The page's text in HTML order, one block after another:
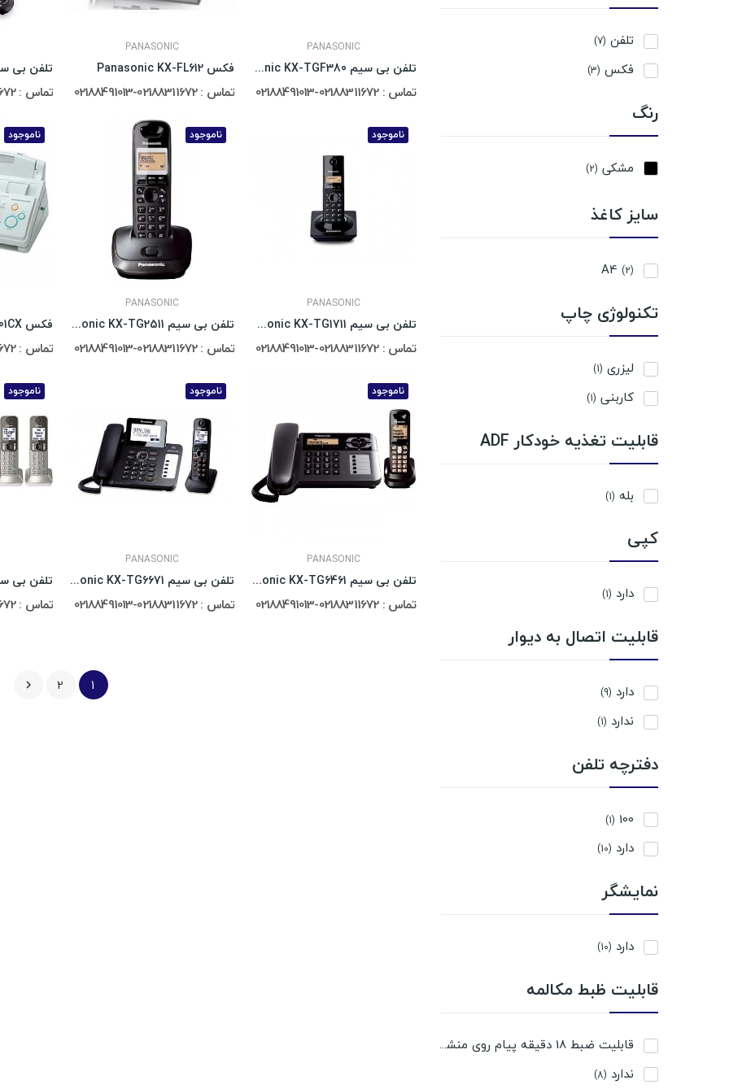
تلفن (7)
فکس (3)
رنگ
مشکی (2)
سایز کاغذ
A4 (2)
تکنولوژی چاپ
لیزری (1)
کاربنی (1)
قابلیت تغذیه خودکار ADF
بله (1)
کپی
دارد (1)
قابلیت اتصال به دیوار
دارد (9)
ندارد (1)
دفترچه تلفن
100
(1)
دارد (10)
نمایشگر
دارد (10)
قابلیت ظبط مکالمه
قابلیت ضبط 18 دقیقه پیام روی منشی
ندارد (8)
PANASONIC
تلفن بی سیم Panasonic KX-TGF380
تماس : 02188311672-02188491013
PANASONIC
فکس Panasonic KX-FL612
تماس : 02188311672-02188491013 تماس : 02188311672-02188491013
ناموجود
PANASONIC
تلفن بی سیم Panasonic KX-TG1711
تماس : 02188311672-02188491013
ناموجود
PANASONIC
تلفن بی سیم Panasonic KX-TG2511
تماس : 02188311672-02188491013
ناموجود
فکس Panasonic FP-701CX
تماس : 02188311672-02188491013
ناموجود
PANASONIC
تلفن بی سیم Panasonic KX-TG6461
تماس : 02188311672-02188491013
ناموجود
PANASONIC
تلفن بی سیم Panasonic KX-TG6671
تماس : 02188311672-02188491013
ناموجود
تماس : 02188311672-02188491013
1
2
